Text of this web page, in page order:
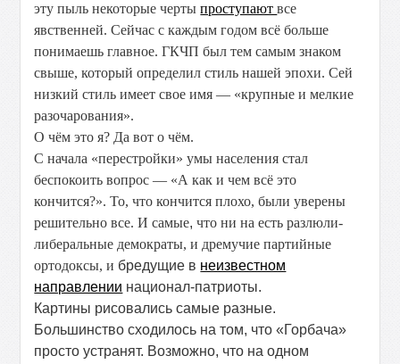
эту пыль некоторые чертыпроступаютвсе
явственней. Сейчас с каждым годом всё больше
понимаешь главное. ГКЧП был тем самым знаком
свыше, который определил стиль нашей эпохи. Сей
низкий стиль имеет свое имя — «крупные и мелкие
разочарования».
О чём это я? Да вот о чём.
С начала «перестройки» умы населения стал
беспокоить вопрос — «А как и чем всё это
кончится?». То, что кончится плохо, были уверены
решительно все. И самые, что ни на есть разлюли-
либеральные демократы, и дремучие партийные
ортодоксы, и бредущие в неизвестном
направлении национал-патриоты.
Картины рисовались самые разные.
Большинство сходилось на том, что «Горбача»
просто устранят. Возможно, что на одном